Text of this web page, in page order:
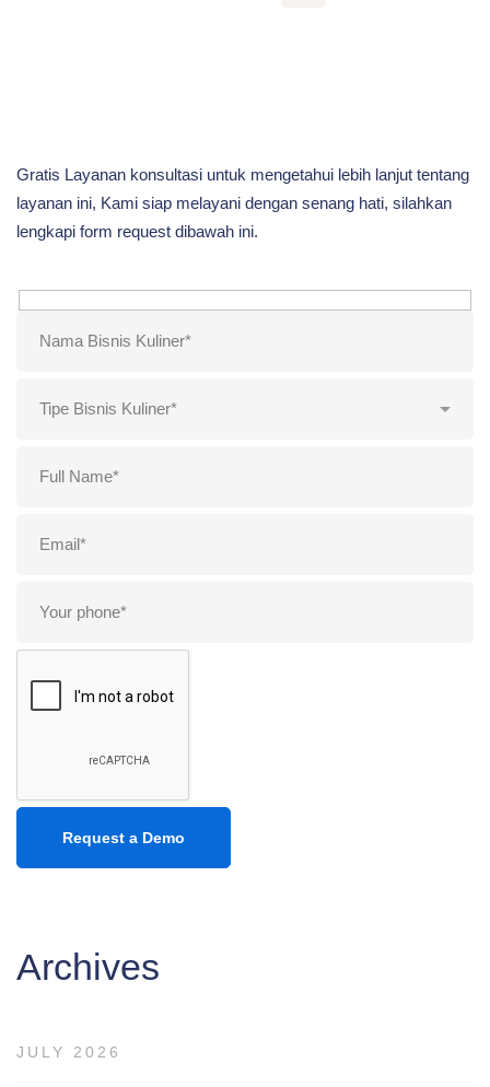
Gratis Layanan konsultasi untuk mengetahui lebih lanjut tentang
layanan ini, Kami siap melayani dengan senang hati, silahkan
lengkapi form request dibawah ini.
Archives
JULY 2026